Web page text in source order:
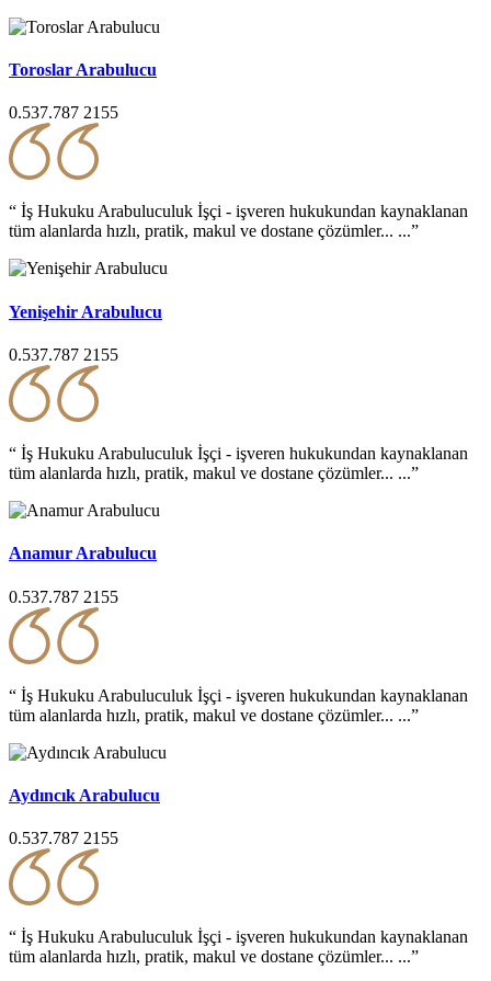
Toroslar Arabulucu
0.537.787 2155
“ İş Hukuku Arabuluculuk İşçi - işveren hukukundan kaynaklanan
tüm alanlarda hızlı, pratik, makul ve dostane çözümler... ...”
Yenişehir Arabulucu
0.537.787 2155
“ İş Hukuku Arabuluculuk İşçi - işveren hukukundan kaynaklanan
tüm alanlarda hızlı, pratik, makul ve dostane çözümler... ...”
Anamur Arabulucu
0.537.787 2155
“ İş Hukuku Arabuluculuk İşçi - işveren hukukundan kaynaklanan
tüm alanlarda hızlı, pratik, makul ve dostane çözümler... ...”
Aydıncık Arabulucu
0.537.787 2155
“ İş Hukuku Arabuluculuk İşçi - işveren hukukundan kaynaklanan
tüm alanlarda hızlı, pratik, makul ve dostane çözümler... ...”